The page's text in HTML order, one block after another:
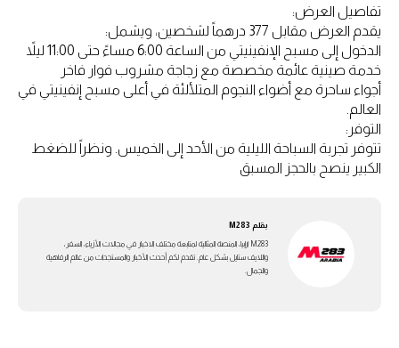
تفاصيل العرض:
يقدم العرض مقابل 377 درهماً لشخصين، ويشمل:
الدخول إلى مسبح الإنفينيتي من الساعة 6:00 مساءً حتى 11:00 ليلاً
خدمة صينية عائمة مخصصة مع زجاجة مشروب فوار فاخر
أجواء ساحرة مع أضواء النجوم المتلألئة في أعلى مسبح إنفينيتي في
العالم.
التوفر:
تتوفر تجربة السباحة الليلية من الأحد إلى الخميس. ونظراً للضغط
الكبير ينصح بالحجز المسبق
بقلم M283
M283 ارابيا، المنصة المثالية لمتابعة مختلف الاخبار في مجالات الأزياء، السفر،
واللايف ستايل بشكل عام. تقدم لكم أحدث الأخبار والمستجدات من عالم الرفاهية
والجمال.